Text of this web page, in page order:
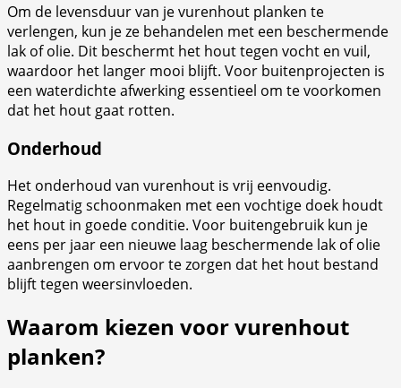
Om de levensduur van je vurenhout planken te
verlengen, kun je ze behandelen met een beschermende
lak of olie. Dit beschermt het hout tegen vocht en vuil,
waardoor het langer mooi blijft. Voor buitenprojecten is
een waterdichte afwerking essentieel om te voorkomen
dat het hout gaat rotten.
Onderhoud
Het onderhoud van vurenhout is vrij eenvoudig.
Regelmatig schoonmaken met een vochtige doek houdt
het hout in goede conditie. Voor buitengebruik kun je
eens per jaar een nieuwe laag beschermende lak of olie
aanbrengen om ervoor te zorgen dat het hout bestand
blijft tegen weersinvloeden.
Waarom kiezen voor vurenhout
planken?